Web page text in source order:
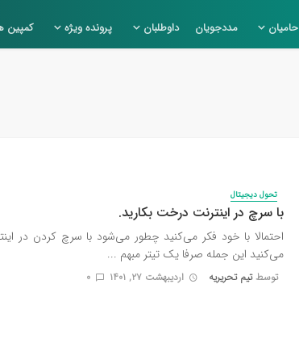
حامیان مددجویان داوطلبان پرونده ویژه کمپین
تحول دیجیتال
با سرچ در اینترنت درخت بکارید.
احتمالا با خود فکر می‌کنید چطور می‌شود با سرچ کردن در
می‌کنید این جمله صرفا یک تیتر مبهم ...
توسطتیم تحریریه اردیبهشت ۲۷, ۱۴۰۱ 0